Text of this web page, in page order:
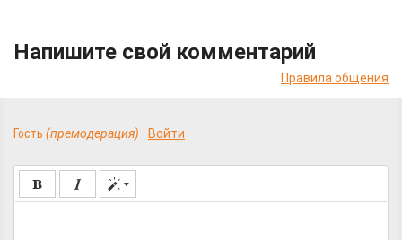
Напишите свой комментарий
Правила общения
Гость (премодерация) Войти